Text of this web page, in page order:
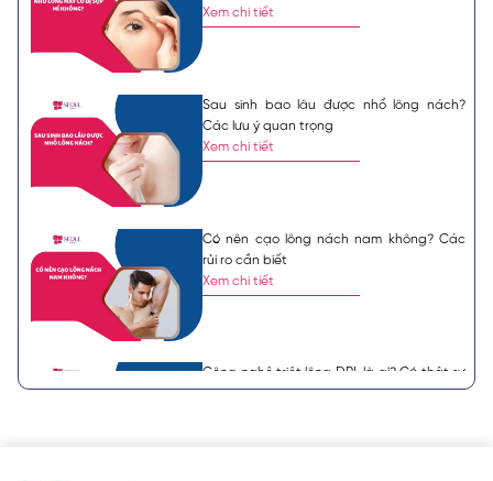
Xem chi tiết
Sau sinh bao lâu được nhổ lông nách?
Các lưu ý quan trọng
Xem chi tiết
Có nên cạo lông nách nam không? Các
rủi ro cần biết
Xem chi tiết
Công nghệ triệt lông DPL là gì? Có thật sự
hiệu quả?